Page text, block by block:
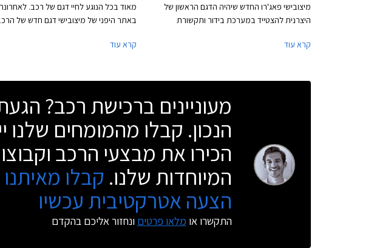
מיצובישי פאג'רו החדש שיהיה הדגם הראשון של
היצרנית להצטייד במערכת בידור ותקשורת
בדור חדש לחלוטין שיתבסס על עיצובו של דגם
קרא עוד
מאוד בכל הנוגע לחיי דגם של רכב.
באתר היפני של מיצובישי דגם חדש של
מגיעה לדגם המזדקן במקום להציג דגם
קרא עוד
מעוניינים ברכישת רכב?
הנכון. קבלו מהמומחים שלנו
הכירו את מבצעי הרכב
המיוחדות שלנו. קבלו
הצעה אטרקטיבית עכשיו
התקשרו או מלאו פרטים ונחזור אליכם בהקדם